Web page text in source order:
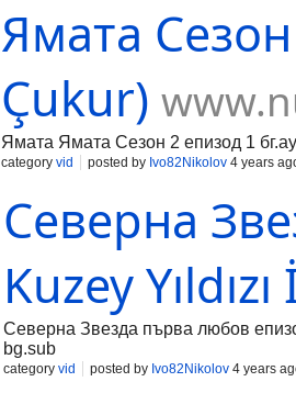
Ямата
Çukur)
Ямата Ямата Сезон 2 епизод 1
category vid posted by Ivo82Nikolov 4 years
Северна
Kuzey
Северна Звезда първа любов
bg.sub
category vid posted by Ivo82Nikolov 4 years